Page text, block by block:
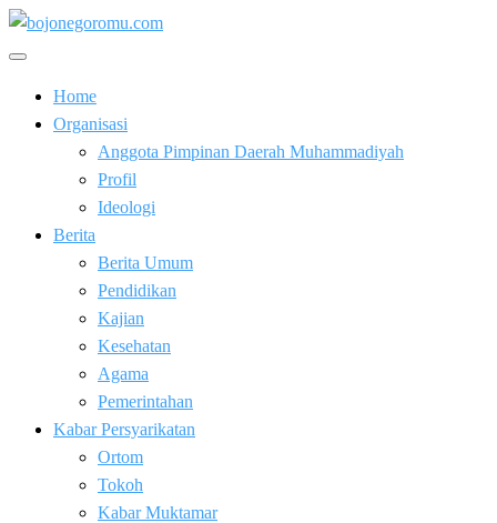
Skip
to
bojonegoromu.com
Home
Organisasi
Anggota Pimpinan Daerah Muhammadiyah
Profil
Ideologi
Berita
Berita Umum
Pendidikan
Kajian
Kesehatan
Agama
Pemerintahan
Kabar Persyarikatan
Ortom
Tokoh
Kabar Muktamar